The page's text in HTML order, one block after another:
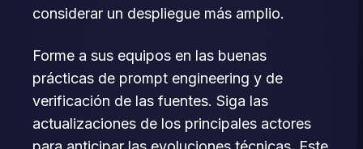
considerar un despliegue más amplio.
Forme a sus equipos en las buenas
prácticas de prompt engineering y de
verificación de las fuentes. Siga las
actualizaciones de los principales actores